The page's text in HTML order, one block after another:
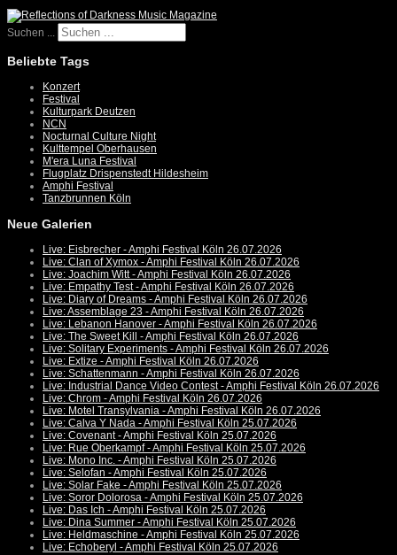
Suchen ...
Beliebte Tags
Konzert
Festival
Kulturpark Deutzen
NCN
Nocturnal Culture Night
Kulttempel Oberhausen
M'era Luna Festival
Flugplatz Drispenstedt Hildesheim
Amphi Festival
Tanzbrunnen Köln
Neue Galerien
Live: Eisbrecher - Amphi Festival Köln 26.07.2026
Live: Clan of Xymox - Amphi Festival Köln 26.07.2026
Live: Joachim Witt - Amphi Festival Köln 26.07.2026
Live: Empathy Test - Amphi Festival Köln 26.07.2026
Live: Diary of Dreams - Amphi Festival Köln 26.07.2026
Live: Assemblage 23 - Amphi Festival Köln 26.07.2026
Live: Lebanon Hanover - Amphi Festival Köln 26.07.2026
Live: The Sweet Kill - Amphi Festival Köln 26.07.2026
Live: Solitary Experiments - Amphi Festival Köln 26.07.2026
Live: Extize - Amphi Festival Köln 26.07.2026
Live: Schattenmann - Amphi Festival Köln 26.07.2026
Live: Industrial Dance Video Contest - Amphi Festival Köln 26.07.2026
Live: Chrom - Amphi Festival Köln 26.07.2026
Live: Motel Transylvania - Amphi Festival Köln 26.07.2026
Live: Calva Y Nada - Amphi Festival Köln 25.07.2026
Live: Covenant - Amphi Festival Köln 25.07.2026
Live: Rue Oberkampf - Amphi Festival Köln 25.07.2026
Live: Mono Inc. - Amphi Festival Köln 25.07.2026
Live: Selofan - Amphi Festival Köln 25.07.2026
Live: Solar Fake - Amphi Festival Köln 25.07.2026
Live: Soror Dolorosa - Amphi Festival Köln 25.07.2026
Live: Das Ich - Amphi Festival Köln 25.07.2026
Live: Dina Summer - Amphi Festival Köln 25.07.2026
Live: Heldmaschine - Amphi Festival Köln 25.07.2026
Live: Echoberyl - Amphi Festival Köln 25.07.2026